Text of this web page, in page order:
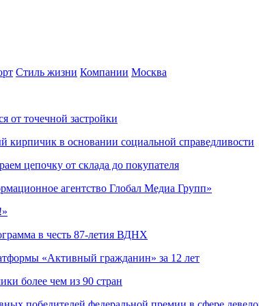
Стиль жизни Компании Москва
от точечной застройки
в основании социальной справедливости
цепочку от склада до покупателя
агентство Глобал Медиа Групп»
в честь 87-летия ВДНХ
«Активный гражданин» за 12 лет
более чем из 90 стран